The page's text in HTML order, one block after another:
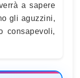
a sapere
gli aguzzini,
consapevoli,